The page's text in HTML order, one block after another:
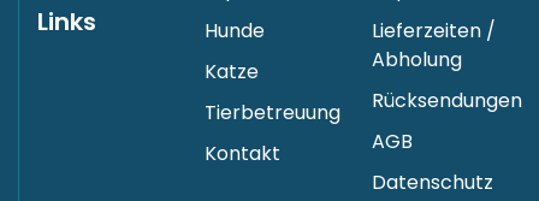
Links
Hunde
Katze
Tierbetreuung
Kontakt
Lieferzeiten /
Abholung
Rücksendungen
AGB
Datenschutz